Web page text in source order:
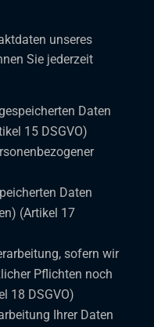
unseres
Sie jederzeit
Daten
15 DSGVO)
Daten
(Artikel 17
sofern wir
Pflichten noch
18 DSGVO)
Ihrer Daten